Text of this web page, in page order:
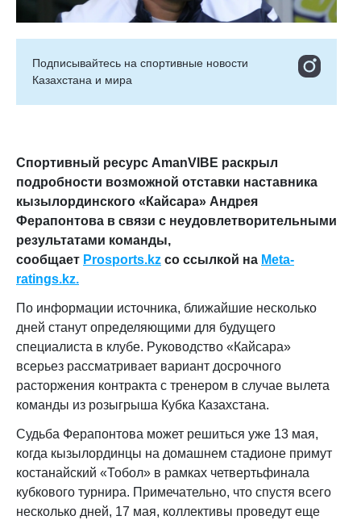
Подписывайтесь на cпортивные новости
Казахстана и мира
Спортивный ресурс AmanVIBE раскрыл
подробности возможной отставки наставника
кызылординского «Кайсара» Андрея
Ферапонтова в связи с неудовлетворительными
результатами команды,
сообщает Prosports.kz со ссылкой на Meta-
ratings.kz.
По информации источника, ближайшие несколько
дней станут определяющими для будущего
специалиста в клубе. Руководство «Кайсара»
всерьез рассматривает вариант досрочного
расторжения контракта с тренером в случае вылета
команды из розыгрыша Кубка Казахстана.
Судьба Ферапонтова может решиться уже 13 мая,
когда кызылординцы на домашнем стадионе примут
костанайский «Тобол» в рамках четвертьфинала
кубкового турнира. Примечательно, что спустя всего
несколько дней, 17 мая, коллективы проведут еще